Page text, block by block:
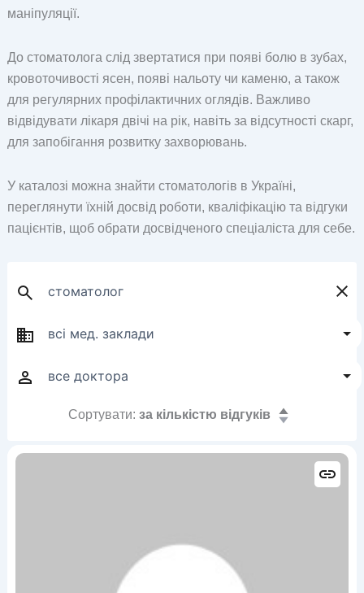
маніпуляції.
До стоматолога слід звертатися при появі болю в зубах,
кровоточивості ясен, появі нальоту чи каменю, а також
для регулярних профілактичних оглядів. Важливо
відвідувати лікаря двічі на рік, навіть за відсутності скарг,
для запобігання розвитку захворювань.
У каталозі можна знайти стоматологів в Україні,
переглянути їхній досвід роботи, кваліфікацію та відгуки
пацієнтів, щоб обрати досвідченого спеціаліста для себе.
Сортувати: за кількістю відгуків